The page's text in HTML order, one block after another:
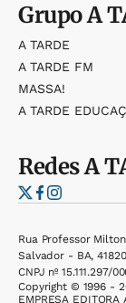
GrupoA
A TARDE
A TARDE FM
MASSA!
A TARDE
RedesA
Rua Professor
Salvador - BA,
CNPJ nº 15.111.297/
Copyright © 1996 -
EMPRESA EDITORA